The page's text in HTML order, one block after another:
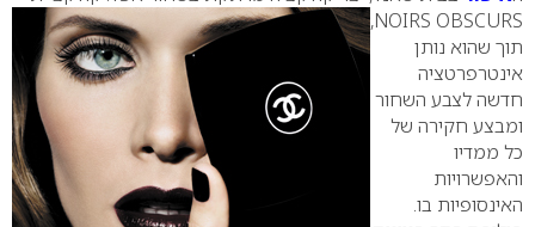
NOIRS OBSCURS
,
תוך שהוא נותן
אינטרפרטציה
חדשה לצבע השחור
ומבצע חקירה של
כל ממדיו
והאפשרויות
האינסופיות בו.